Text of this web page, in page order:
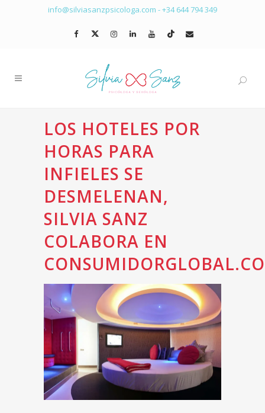
info@silviasanzpsicologa.com -+34 644 794 349
LOS HOTELES POR
HORAS PARA
INFIELES SE
DESMELENAN,
SILVIA SANZ
COLABORA EN